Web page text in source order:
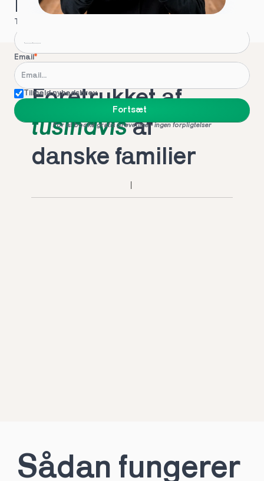
Hvordan kontakter vi dig?
Telefon
Email*
Tilmeld nyhedsbrev
Fortsæt
For at booke gratis prøvetime - ingen forpligtelser
Foretrukket af
tusindvis af
danske familier
Sådan fungerer